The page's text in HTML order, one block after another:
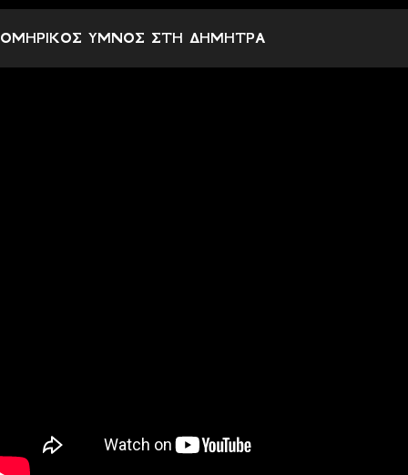
ΟΜΗΡΙΚΟΣ ΥΜΝΟΣ ΣΤΗ ΔΗΜΗΤΡΑ